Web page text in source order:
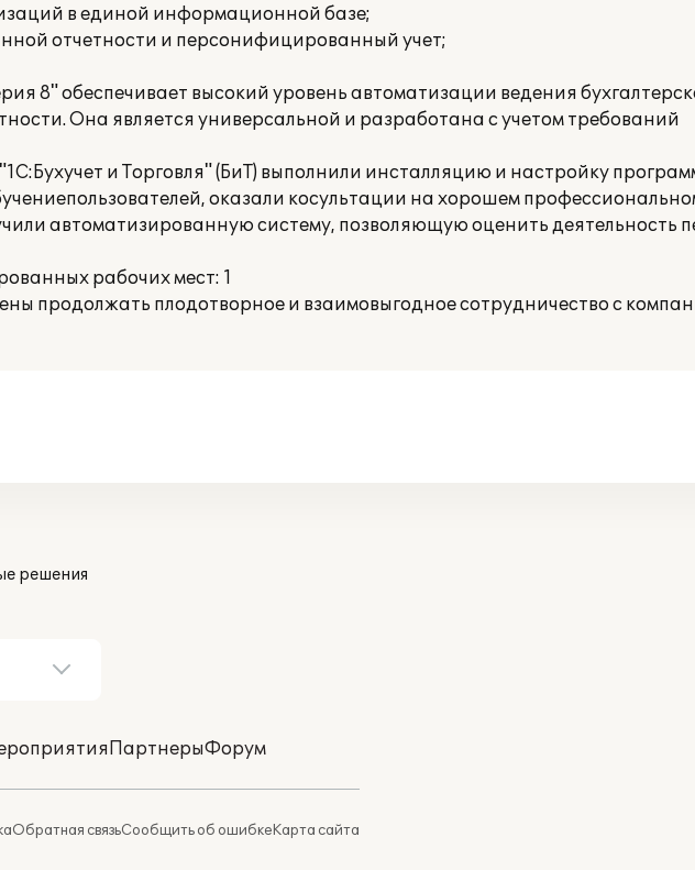
в единой информационной базе;
отчетности и персонифицированный учет;
8" обеспечивает высокий уровень автоматизации ведения
Она является универсальной и разработана с учетом требований
и Торговля" (БиТ) выполнили инсталляцию и настройку
оказали косультации на хорошем
автоматизированную систему, позволяющую оценить деятельность
рабочих мест: 1
продолжать плодотворное и взаимовыгодное сотрудничество с
решения
ПартнерыФорум
Обратная связьСообщить об ошибкеКарта сайта